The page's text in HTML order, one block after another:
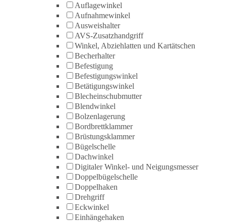
Auflagewinkel
Aufnahmewinkel
Ausweishalter
AVS-Zusatzhandgriff
Winkel, Abziehlatten und Kartätschen
Becherhalter
Befestigung
Befestigungswinkel
Betätigungswinkel
Blecheinschubmutter
Blendwinkel
Bolzenlagerung
Bordbrettklammer
Brüstungsklammer
Bügelschelle
Dachwinkel
Digitaler Winkel- und Neigungsmesser
Doppelbügelschelle
Doppelhaken
Drehgriff
Eckwinkel
Einhängehaken